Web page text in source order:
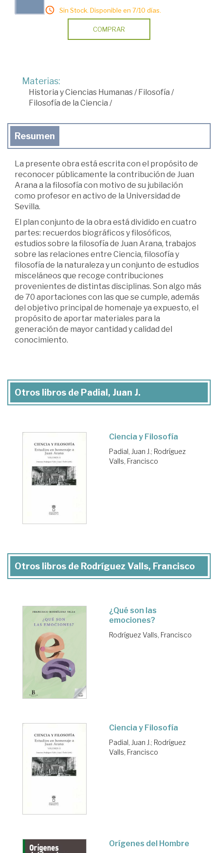
Sin Stock. Disponible en 7/10 días.
COMPRAR
Materias:
Historia y Ciencias Humanas/ Filosofía /
Filosofía de la Ciencia /
Resumen
La presente obra está escrita con el propósito de
reconocer públicamente la contribución de Juan
Arana a la filosofía con motivo de su jubilación
como profesor en activo de la Universidad de
Sevilla.
El plan conjunto de la obra está dividido en cuatro
partes: recuerdos biográficos y filosóficos,
estudios sobre la filosofía de Juan Arana, trabajos
sobre las relaciones entre Ciencia, filosofía y
filosofía de la naturaleza y un conjunto de estudios
misceláneos que recoge contribuciones
provenientes de distintas disciplinas. Son algo más
de 70 aportaciones con las que se cumple, además
del objetivo principal de homenaje ya expuesto, el
propósito de aportar materiales para la
generación de mayor cantidad y calidad del
conocimiento.
Otros libros de Padial, Juan J.
Ciencia y Filosofía
Padial, Juan J.; Rodríguez
Valls, Francisco
Otros libros de Rodríguez Valls, Francisco
¿Qué son las
emociones?
Rodríguez Valls, Francisco
Ciencia y Filosofía
Padial, Juan J.; Rodríguez
Valls, Francisco
Orígenes del Hombre